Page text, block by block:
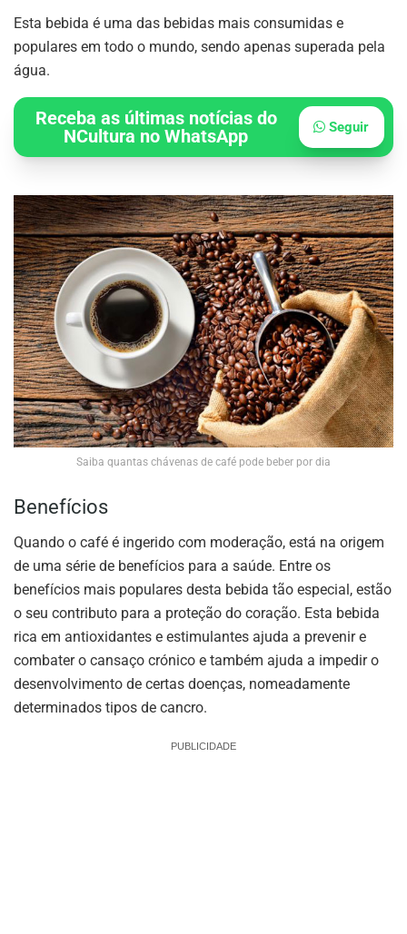
Esta bebida é uma das bebidas mais consumidas e
populares em todo o mundo, sendo apenas superada pela
água.
Receba as últimas notícias do
NCultura no WhatsApp
Seguir
Saiba quantas chávenas de café pode beber por dia
Benefícios
Quando o café é ingerido com moderação, está na origem
de uma série de benefícios para a saúde. Entre os
benefícios mais populares desta bebida tão especial, estão
o seu contributo para a proteção do coração. Esta bebida
rica em antioxidantes e estimulantes ajuda a prevenir e
combater o cansaço crónico e também ajuda a impedir o
desenvolvimento de certas doenças, nomeadamente
determinados tipos de cancro.
PUBLICIDADE